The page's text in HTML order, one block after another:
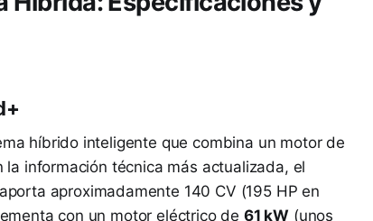
híbrido inteligente que combina un motor de
información técnica más actualizada, el
aproximadamente 140 CV (195 HP en
con un motor eléctrico de 61 kW (unos